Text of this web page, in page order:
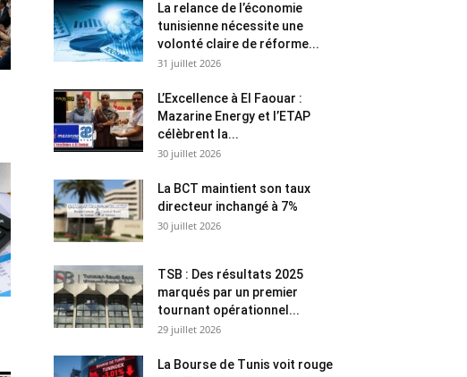
La relance de l’économie
tunisienne nécessite une
volonté claire de réforme...
31 juillet 2026
L’Excellence à El Faouar :
Mazarine Energy et l’ETAP
célèbrent la...
30 juillet 2026
La BCT maintient son taux
directeur inchangé à 7%
30 juillet 2026
TSB : Des résultats 2025
marqués par un premier
tournant opérationnel...
29 juillet 2026
La Bourse de Tunis voit rouge